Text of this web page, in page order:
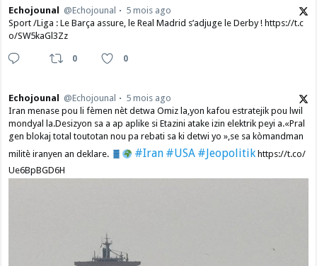
Echojounal @Echojounal
5 mois ago
Sport /Liga : Le Barça assure, le Real Madrid s’adjuge le Derby ! https://t.c
o/SW5kaGl3Zz
0 0
Echojounal @Echojounal
5 mois ago
Iran menase pou li fèmen nèt detwa Omiz la,yon kafou estratejik pou lwil
mondyal la.Desizyon sa a ap aplike si Etazini atake izin elektrik peyi a.​«Pral
gen blokaj total toutotan nou pa rebati sa ki detwi yo »,se sa kòmandman
militè iranyen an deklare.
#Iran #USA #Jeopolitikhttps://t.co/
Ue6BpBGD6H